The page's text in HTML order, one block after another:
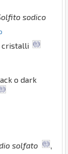
sodico
cristalli
o dark
solfato
,